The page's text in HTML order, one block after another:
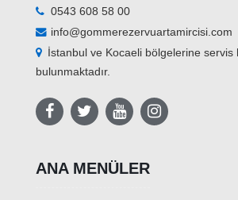
0543 608 58 00
info@gommerezervuartamircisi.com
İstanbul ve Kocaeli bölgelerine servis
bulunmaktadır.
ANA MENÜLER